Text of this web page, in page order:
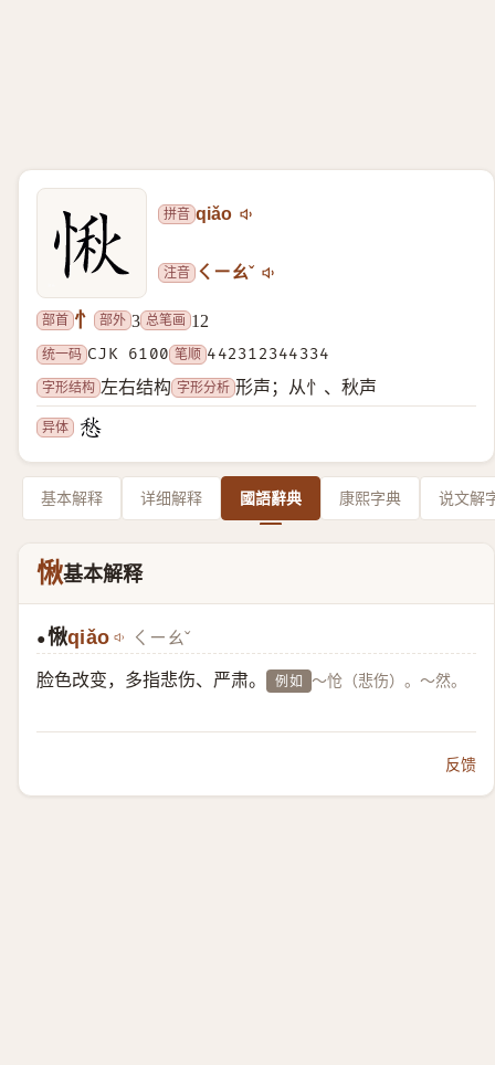
拼音 qiǎo
注音 ㄑㄧㄠˇ
部首 忄 部外 3 总笔画 12
统一码 CJK 6100 笔顺 442312344334
字形结构 左右结构 字形分析 形声；从忄、秋声
异体
基本解释 详细解释 國語辭典 康熙字典 说文解
愀基本解释
●愀qiǎo ㄑㄧㄠˇ
脸色改变，多指悲伤、严肃。 例如 ～怆（悲伤）。～然。
反馈